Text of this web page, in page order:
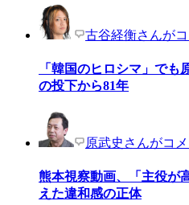
古谷経衡さんが
「韓国のヒロシマ」で
の投下から81年
原武史さんがコ
熊本視察動画、「主役
えた違和感の正体